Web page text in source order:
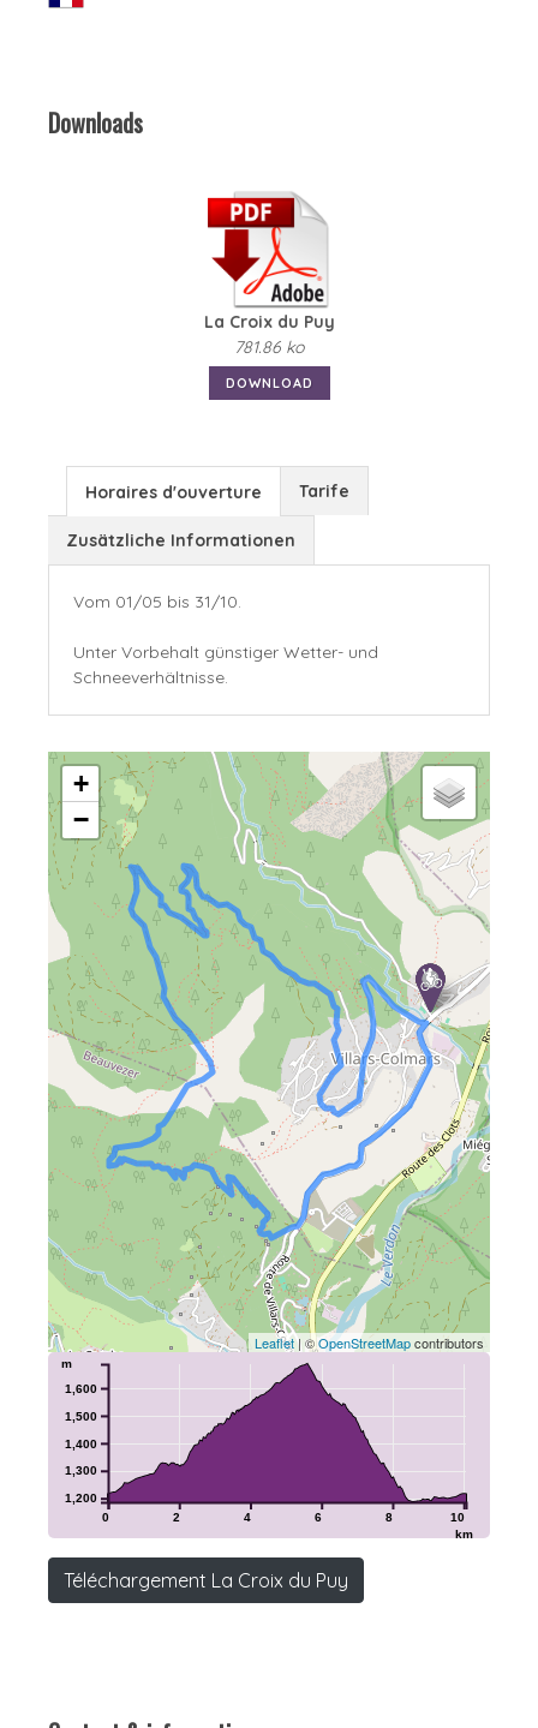
Downloads
La Croix du Puy
781.86 ko
DOWNLOAD
Horaires d'ouverture Tarife
Zusätzliche Informationen
Vom 01/05 bis 31/10.
Unter Vorbehalt günstiger Wetter- und
Schneeverhältnisse.
+
−
Leaflet| ©OpenStreetMapcontributors
0 2 4 6 8 10
km
1,200
1,300
1,400
1,500
1,600
m
Téléchargement La Croix du Puy